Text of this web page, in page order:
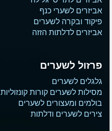
אביזרים לשערי כנף
פיקוד ובקרה לשערים
אביזרים לדלתות הזזה
פרזול לשערים
גלגלים לשערים
מסילות לשערים קורות קונזוליות
בולמים ומעצורים לשערים
צירים לשערים ודלתות